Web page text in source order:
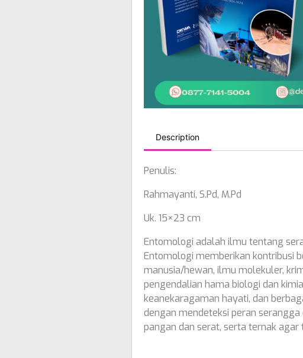
Description
Penulis:
Rahmayanti, S.Pd, M.Pd
Uk. 15×23 cm
Entomologi adalah ilmu tentang
Entomologi memberikan kontribusi
manusia/hewan, ilmu molekuler,
pengendalian hama biologi dan
keanekaragaman hayati, dan
dengan mendeteksi peran
pangan dan serat, serta ternak agar